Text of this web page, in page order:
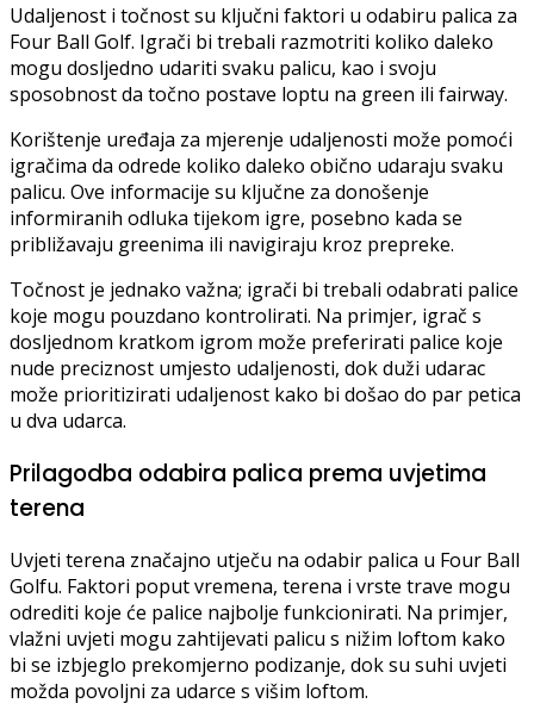
Udaljenost i točnost su ključni faktori u odabiru palica za
Four Ball Golf. Igrači bi trebali razmotriti koliko daleko
mogu dosljedno udariti svaku palicu, kao i svoju
sposobnost da točno postave loptu na green ili fairway.
Korištenje uređaja za mjerenje udaljenosti može pomoći
igračima da odrede koliko daleko obično udaraju svaku
palicu. Ove informacije su ključne za donošenje
informiranih odluka tijekom igre, posebno kada se
približavaju greenima ili navigiraju kroz prepreke.
Točnost je jednako važna; igrači bi trebali odabrati palice
koje mogu pouzdano kontrolirati. Na primjer, igrač s
dosljednom kratkom igrom može preferirati palice koje
nude preciznost umjesto udaljenosti, dok duži udarac
može prioritizirati udaljenost kako bi došao do par petica
u dva udarca.
Prilagodba odabira palica prema uvjetima
terena
Uvjeti terena značajno utječu na odabir palica u Four Ball
Golfu. Faktori poput vremena, terena i vrste trave mogu
odrediti koje će palice najbolje funkcionirati. Na primjer,
vlažni uvjeti mogu zahtijevati palicu s nižim loftom kako
bi se izbjeglo prekomjerno podizanje, dok su suhi uvjeti
možda povoljni za udarce s višim loftom.